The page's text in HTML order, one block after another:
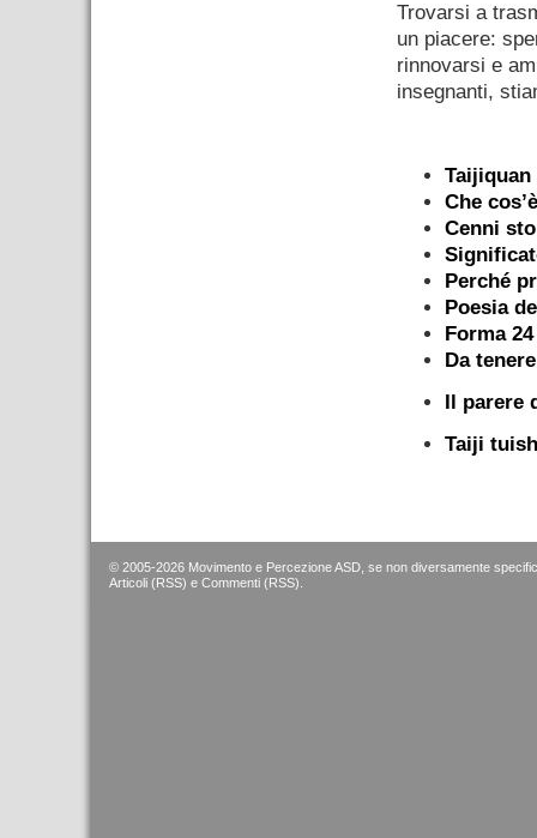
Trovarsi a
un piacere:
rinnovarsi e
insegnanti,
Taijiquan
Che
Cenni
Perché
Poesia
Forma
Da
Il parere
Taiji
© 2005-2026 Movimento e Percezione ASD, se non diversamente
Articoli (RSS) e Commenti (RSS)